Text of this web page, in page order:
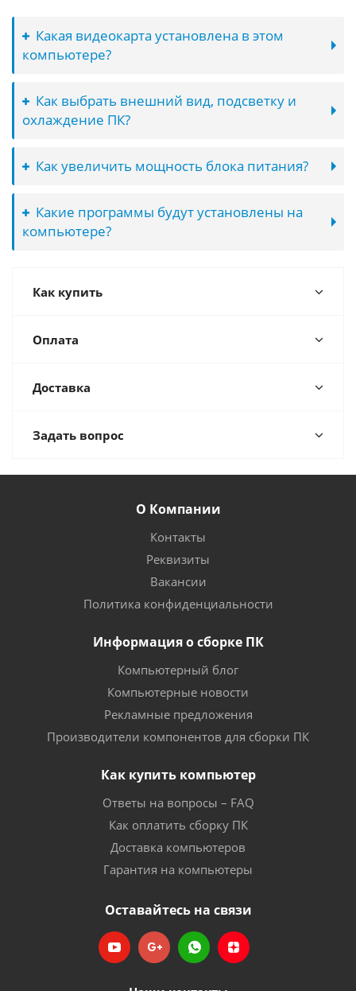
Какая видеокарта установлена в этом
компьютере?
Как выбрать внешний вид, подсветку и
охлаждение ПК?
Как увеличить мощность блока питания?
Какие программы будут установлены на
компьютере?
Как купить
Оплата
Доставка
Задать вопрос
О Компании
Контакты
Реквизиты
Вакансии
Политика конфиденциальности
Информация о сборке ПК
Компьютерный блог
Компьютерные новости
Рекламные предложения
Производители компонентов для сборки ПК
Как купить компьютер
Ответы на вопросы – FAQ
Как оплатить сборку ПК
Доставка компьютеров
Гарантия на компьютеры
Оставайтесь на связи